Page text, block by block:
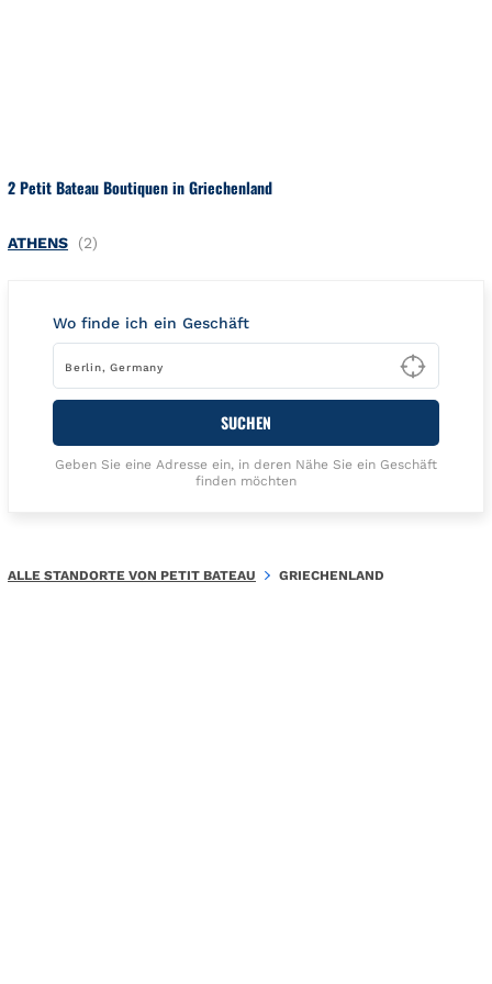
2 Petit Bateau Boutiquen in Griechenland
ATHENS
Wo finde ich ein Geschäft
Type
SUCHEN
Geben Sie eine Adresse ein, in deren Nähe Sie ein Geschäft
finden möchten
ALLE STANDORTE VON PETIT BATEAU GRIECHENLAND